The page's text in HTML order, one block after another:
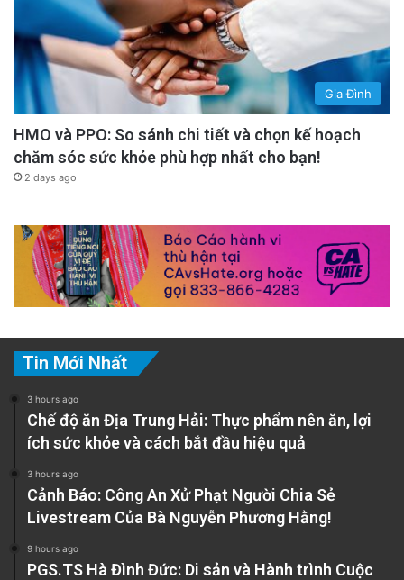
Gia Đình
HMO và PPO: So sánh chi tiết và chọn kế hoạch
chăm sóc sức khỏe phù hợp nhất cho bạn!
2 days ago
Tin Mới Nhất
3 hours ago
Chế độ ăn Địa Trung Hải: Thực phẩm nên ăn, lợi
ích sức khỏe và cách bắt đầu hiệu quả
3 hours ago
Cảnh Báo: Công An Xử Phạt Người Chia Sẻ
Livestream Của Bà Nguyễn Phương Hằng!
9 hours ago
PGS.TS Hà Đình Đức: Di sản và Hành trình Cuộc